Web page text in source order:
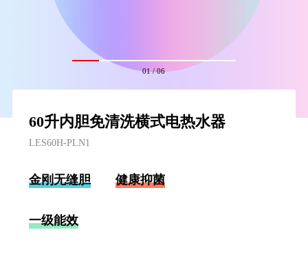
01/06
60升内胆免清洗横式电热水器
LES60H-PLN1
金刚无缝胆 健康抑菌
一级能效